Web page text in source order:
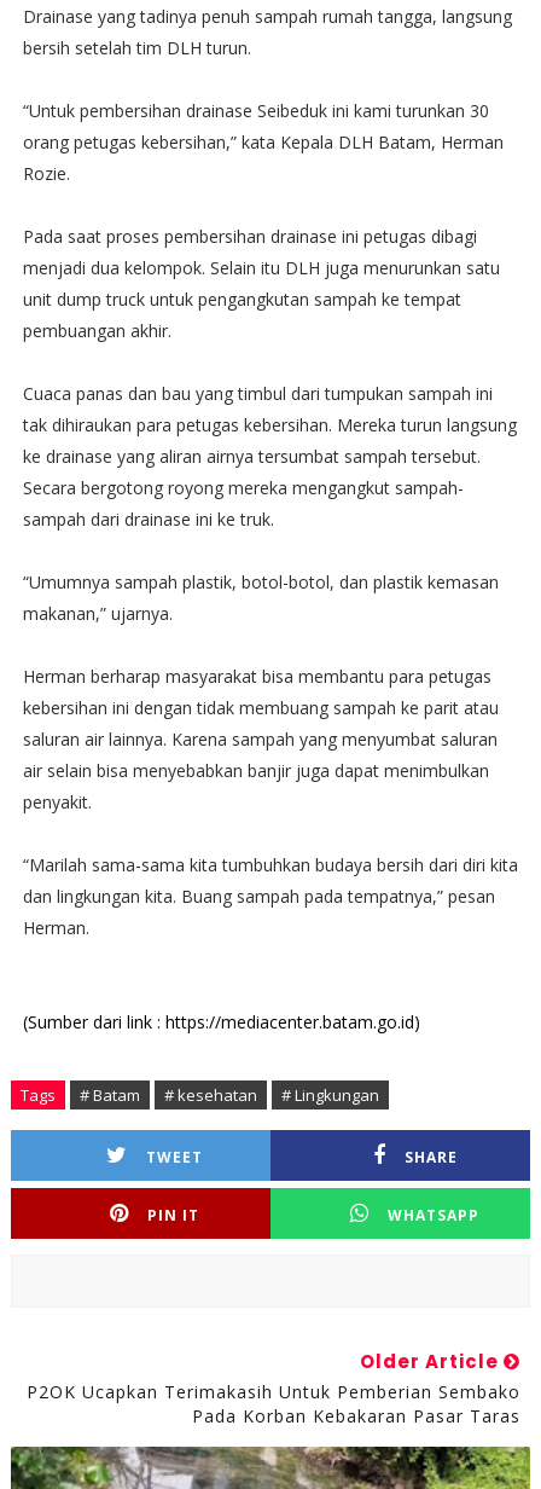
Drainase yang tadinya penuh sampah rumah tangga, langsung
bersih setelah tim DLH turun.
“Untuk pembersihan drainase Seibeduk ini kami turunkan 30
orang petugas kebersihan,” kata Kepala DLH Batam, Herman
Rozie.
Pada saat proses pembersihan drainase ini petugas dibagi
menjadi dua kelompok. Selain itu DLH juga menurunkan satu
unit dump truck untuk pengangkutan sampah ke tempat
pembuangan akhir.
Cuaca panas dan bau yang timbul dari tumpukan sampah ini
tak dihiraukan para petugas kebersihan. Mereka turun langsung
ke drainase yang aliran airnya tersumbat sampah tersebut.
Secara bergotong royong mereka mengangkut sampah-
sampah dari drainase ini ke truk.
“Umumnya sampah plastik, botol-botol, dan plastik kemasan
makanan,” ujarnya.
Herman berharap masyarakat bisa membantu para petugas
kebersihan ini dengan tidak membuang sampah ke parit atau
saluran air lainnya. Karena sampah yang menyumbat saluran
air selain bisa menyebabkan banjir juga dapat menimbulkan
penyakit.
“Marilah sama-sama kita tumbuhkan budaya bersih dari diri kita
dan lingkungan kita. Buang sampah pada tempatnya,” pesan
Herman.
(Sumber dari link : https://mediacenter.batam.go.id)
Tags # Batam # kesehatan # Lingkungan
TWEET SHARE
PIN IT WHATSAPP
Older Article
P2OK Ucapkan Terimakasih Untuk Pemberian Sembako
Pada Korban Kebakaran Pasar Taras